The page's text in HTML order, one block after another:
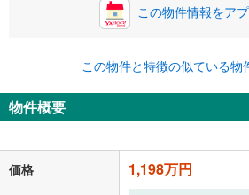
この物件情報をア
この物件と特徴の似ている物
物件概要
価格 1,198万円